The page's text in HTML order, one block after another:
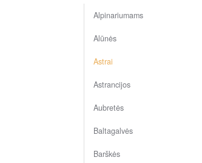
Alpinariumams
Alūnės
Astrai
Astrancijos
Aubretės
Baltagalvės
Barškės